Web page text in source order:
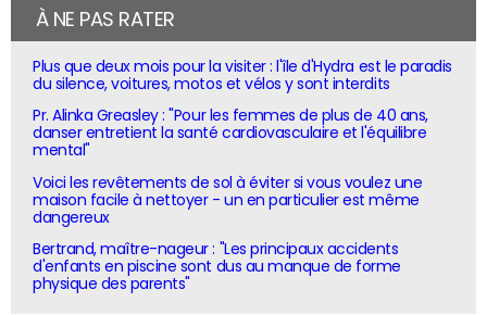
À NE PAS RATER
Plus que deux mois pour la visiter : l'île d'Hydra est le paradis
du silence, voitures, motos et vélos y sont interdits
Pr. Alinka Greasley : "Pour les femmes de plus de 40 ans,
danser entretient la santé cardiovasculaire et l'équilibre
mental"
Voici les revêtements de sol à éviter si vous voulez une
maison facile à nettoyer - un en particulier est même
dangereux
Bertrand, maître-nageur : "Les principaux accidents
d'enfants en piscine sont dus au manque de forme
physique des parents"